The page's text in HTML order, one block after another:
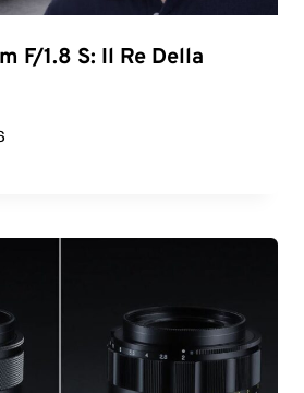
F/1.8 S: Il Re Della